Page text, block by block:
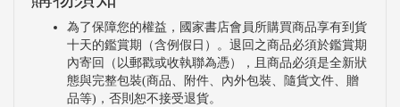
為了保障您的權益，國家書店會員所購買商品享有到貨
十天的鑑賞期（含例假日）。退回之商品必須於鑑賞期
內寄回（以郵戳或收執聯為憑），且商品必須是全新狀
態與完整包裝(商品、附件、內外包裝、隨貨文件、贈
品等)，否則恕不接受退貨。